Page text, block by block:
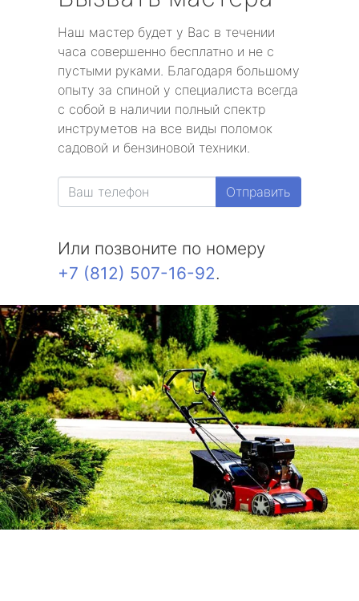
Наш мастер будет у Вас в течении
часа совершенно бесплатно и не с
пустыми руками. Благодаря большому
опыту за спиной у специалиста всегда
с собой в наличии полный спектр
инструметов на все виды поломок
садовой и бензиновой техники.
Отправить
Или позвоните по номеру
+7 (812) 507-16-92.